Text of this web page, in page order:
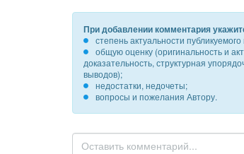
При добавлении комментария
степень актуальности
общую оценку (оригинальность и
доказательность, структурная
выводов);
недостатки, недочеты;
вопросы и пожелания Автору.